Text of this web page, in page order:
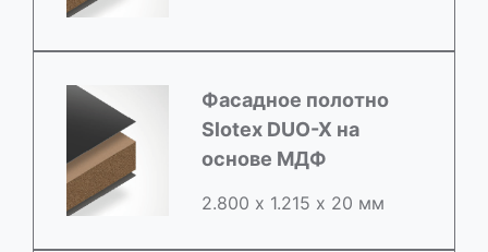
Фасадное полотно
Slotex DUO-X на
основе МДФ
2.800 х 1.215 х 20 мм